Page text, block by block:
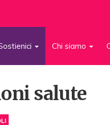
Chi siamo
salute